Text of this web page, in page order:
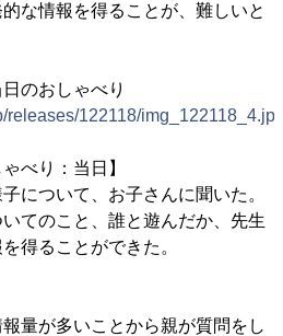
な情報を得ることが、難しいと
のおしゃべり
releases/122118/
べり：当日】
について、お子さんに聞いた。
てのこと、誰と遊んだか、先生
得ることができた。
量が多いことから親が質問をし